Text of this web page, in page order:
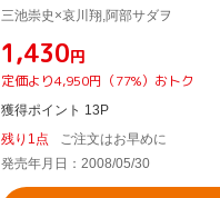
三池崇史×哀川翔,阿部サダヲ
¥1,430円
定価より4,950円（77%）おトク
獲得ポイント 13P
残り1点
ご注文はお早めに
発売年月日：2008/05/30